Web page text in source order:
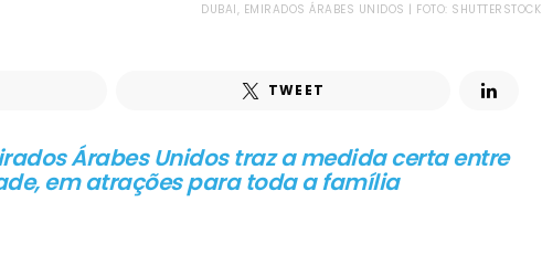
DUBAI, EMIRADOS ÁRABES UNIDOS | FOTO: SHUTTERSTOCK
TWEET
Árabes Unidos traz a medida certa entre
em atrações para toda a família